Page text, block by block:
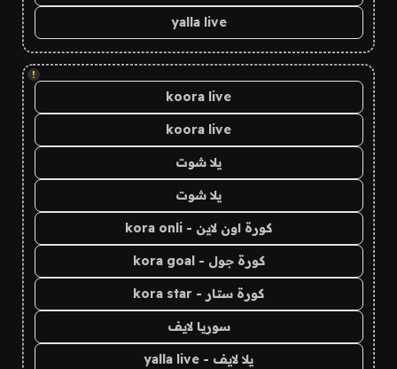
yalla live
!
koora live
koora live
يلا شوت
يلا شوت
كورة اون لاين - kora onli
كورة جول - kora goal
كورة ستار - kora star
سوريا لايف
يلا لايف - yalla live